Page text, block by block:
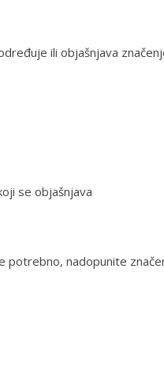
ili objašnjava
se objašnjava
nadopunite